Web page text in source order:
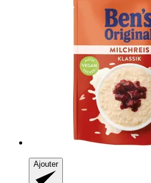
Ajouter